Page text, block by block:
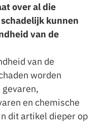
over al die
kunnen
van de
van de
worden
en chemische
dit artikel dieper op